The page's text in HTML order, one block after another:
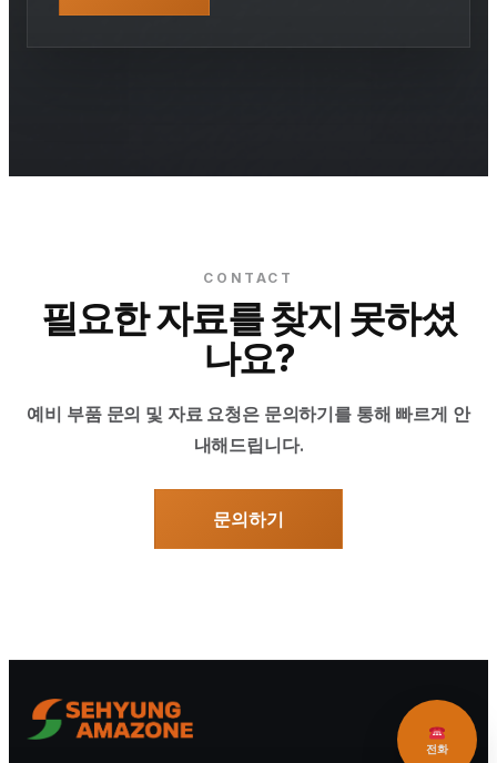
전화
CONTACT
필요한 자료를 찾지 못하셨
나요?
예비 부품 문의 및 자료 요청은 문의하기를 통해 빠르게 안
내해드립니다.
문의하기